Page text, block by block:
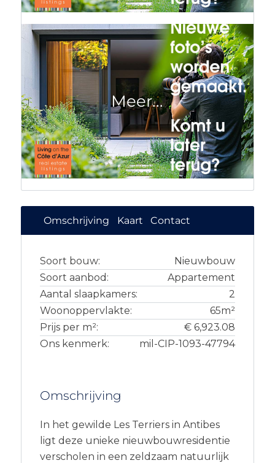
Omschrijving Kaart Contact
Soort bouw:
Nieuwbouw
Soort aanbod:
Appartement
Aantal slaapkamers:
2
Woonoppervlakte:
65m²
Prijs per m²:
€ 6,923.08
Ons kenmerk:
mil-CIP-1093-47794
Omschrijving
In het gewilde Les Terriers in Antibes
ligt deze unieke nieuwbouwresidentie
verscholen in een zeldzaam natuurlijk